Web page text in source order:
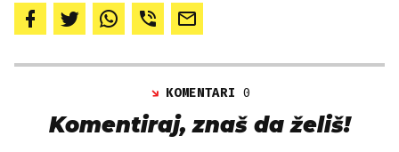
KOMENTARI0
Komentiraj, znaš da želiš!